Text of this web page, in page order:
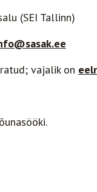
(SEI Tallinn)
vajalik on